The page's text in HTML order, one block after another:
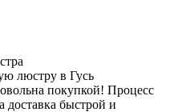
люстру в Гусь
покупкой! Процесс
доставка быстрой и